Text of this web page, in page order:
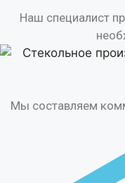
Наш специалист
Мы составляем